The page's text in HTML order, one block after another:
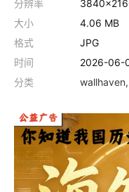
分辨率
大小
4.06 MB
格式
JPG
时间
2026-06-
分类
wallhaven